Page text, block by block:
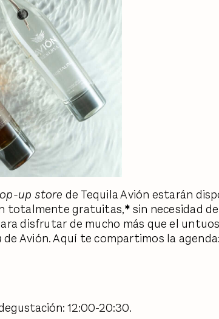
up store de Tequila Avión estarán
totalmente gratuitas,* sin necesidad
disfrutar de mucho más que el
de Avión. Aquí te compartimos la agenda:
12:00-20:30.